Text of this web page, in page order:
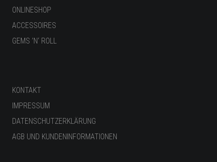
ONLINESHOP
ACCESSOIRES
GEMS ’N‘ ROLL
KONTAKT
IMPRESSUM
DATENSCHUTZERKLÄRUNG
AGB UND KUNDENINFORMATIONEN